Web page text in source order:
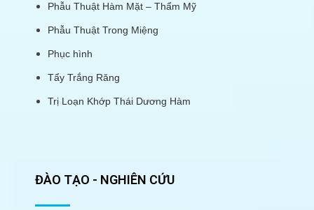
Phẫu Thuật Hàm Mặt – Thẩm Mỹ
Phẫu Thuật Trong Miệng
Phục hình
Tẩy Trắng Răng
Trị Loạn Khớp Thái Dương Hàm
ĐÀO TẠO - NGHIÊN CỨU